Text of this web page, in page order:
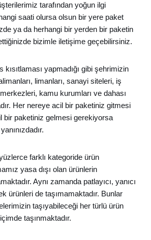
tarafından yoğun ilgi
saati olursa olsun bir yere paket
ya da herhangi bir yerden bir paketin
bizimle iletişime geçebilirsiniz.
kısıtlaması yapmadığı gibi şehrimizin
limanları, sanayi siteleri, iş
kamu kurumları ve dahası
Her nereye acil bir paketiniz gitmesi
bir paketiniz gelmesi gerekiyorsa
farklı kategoride ürün
yasa dışı olan ürünlerin
Aynı zamanda patlayıcı, yanıcı
ürünleri de taşımamaktadır. Bunlar
taşıyabileceği her türlü ürün
taşınmaktadır.